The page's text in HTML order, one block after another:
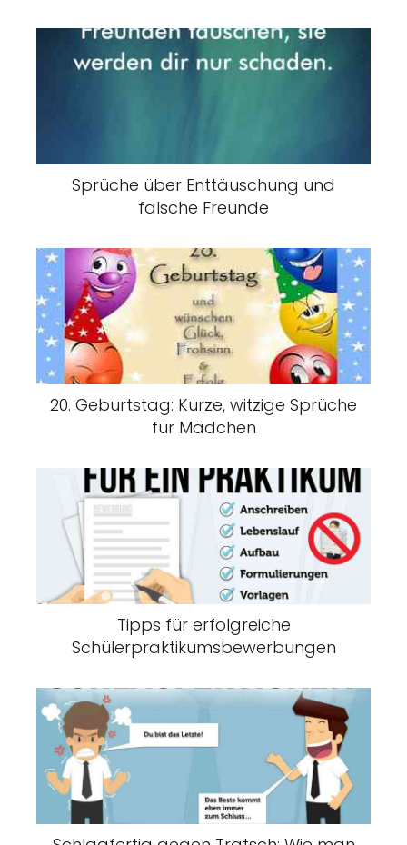
Sprüche über Enttäuschung und
falsche Freunde
20. Geburtstag: Kurze, witzige Sprüche
für Mädchen
Tipps für erfolgreiche
Schülerpraktikumsbewerbungen